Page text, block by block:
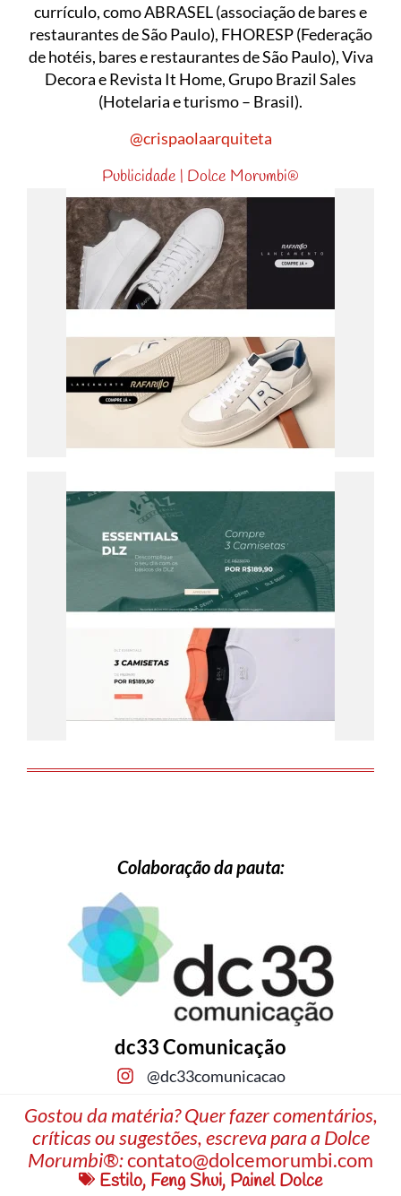
currículo, como ABRASEL (associação de bares e
restaurantes de São Paulo), FHORESP (Federação
de hotéis, bares e restaurantes de São Paulo), Viva
Decora e Revista It Home, Grupo Brazil Sales
(Hotelaria e turismo – Brasil).
@crispaolaarquiteta
Publicidade | Dolce Morumbi®
Colaboração da pauta:
dc33 Comunicação
@dc33comunicacao
Gostou da matéria? Quer fazer comentários,
críticas ou sugestões, escreva para a Dolce
Morumbi®:contato@dolcemorumbi.com
Estilo, Feng Shui, Painel Dolce